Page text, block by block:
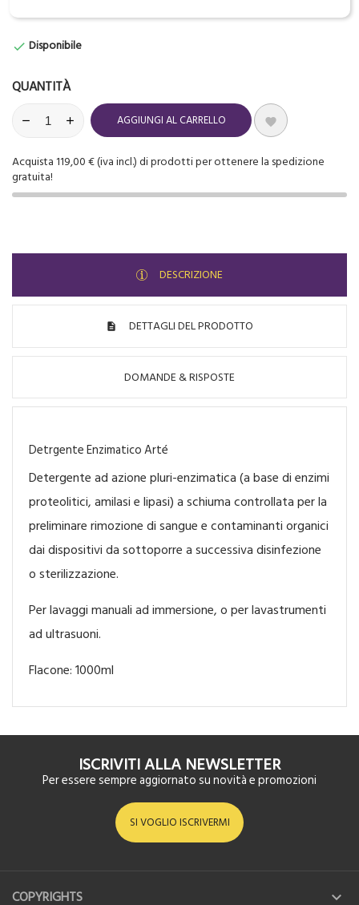
 Disponibile
QUANTITÀ
AGGIUNGI AL CARRELLO 
Acquista 119,00 € (iva incl.) di prodotti per ottenere la spedizione
gratuita!
DESCRIZIONE
DETTAGLI DEL PRODOTTO
DOMANDE & RISPOSTE
Detrgente Enzimatico Arté
Detergente ad azione pluri-enzimatica (a base di enzimi
proteolitici, amilasi e lipasi) a schiuma controllata per la
preliminare rimozione di sangue e contaminanti organici
dai dispositivi da sottoporre a successiva disinfezione
o sterilizzazione.
Per lavaggi manuali ad immersione, o per lavastrumenti
ad ultrasuoni.
Flacone: 1000ml
ISCRIVITI ALLA NEWSLETTER
Per essere sempre aggiornato su novità e promozioni
SI VOGLIO ISCRIVERMI
COPYRIGHTS 